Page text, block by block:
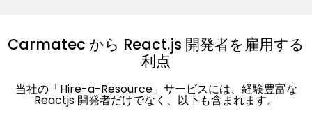
Carmatec から React.js 開発者を雇用する
利点
当社の「Hire-a-Resource」サービスには、経験豊富な
Reactjs 開発者だけでなく、以下も含まれます。